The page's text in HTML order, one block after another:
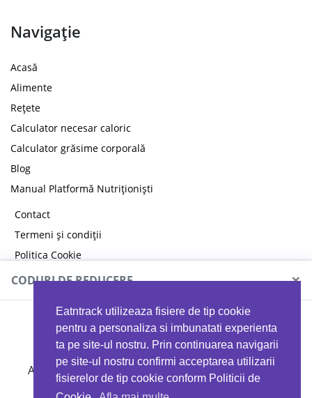
Eatntrack utilizeaza fisiere de tip cookie
pentru a personaliza si imbunatati experienta
ta pe site-ul nostru. Prin continuarea navigarii
pe site-ul nostru confirmi acceptarea utilizarii
fisierelor de tip cookie conform Politicii de
Navigație
Acasă
Alimente
Rețete
Calculator necesar caloric
Calculator grăsime corporală
Blog
Manual Platformă Nutriționiști
Contact
Termeni și condiții
Politica Cookie
Politica de confidențialitate
CODURI DE REDUCERE ×
MYPROTEIN
Ai 40%reducere la orice comandă folosind codul
EATTRACK